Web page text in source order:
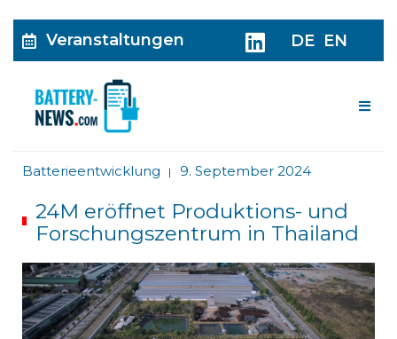
Veranstaltungen DE EN
Batterieentwicklung | 9. September 2024
24M eröffnet Produktions- und
Forschungszentrum in Thailand